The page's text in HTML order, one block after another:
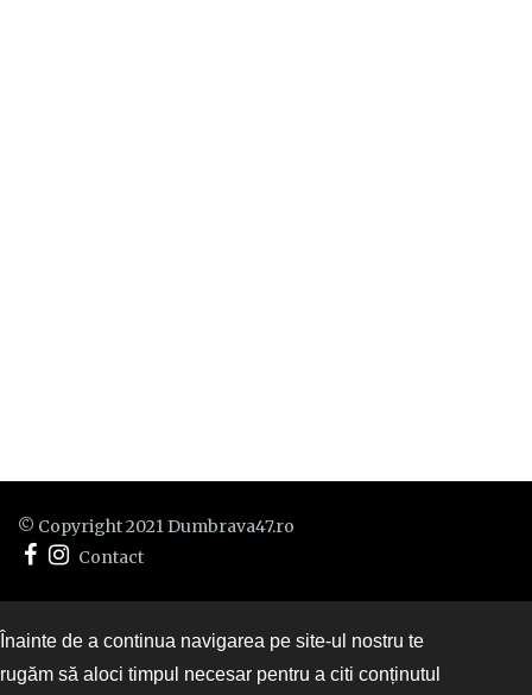
© Copyright 2021 Dumbrava47.ro
Contact
Înainte de a continua navigarea pe site-ul nostru te
rugăm să aloci timpul necesar pentru a citi conținutul